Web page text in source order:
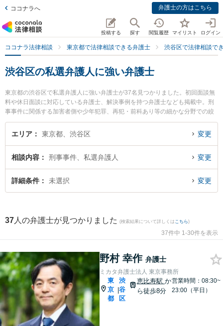
ココナラへ 弁護士の方はこちら
投稿する 探す 閲覧履歴 マイリスト ログイン
ココナラ法律相談 東京都で法律相談できる弁護士 渋谷区で法律相談で
渋谷区の私選弁護人に強い弁護士
東京都の渋谷区で私選弁護人に強い弁護士が37名見つかりました。初回面談無
料や休日面談に対応している弁護士、解決事例を持つ弁護士なども掲載中。刑
事事件に関係する加害者側や少年犯罪、再犯・前科あり等の細かな分野での絞
り込み検索もでき便利です。特にミカタ弁護士法人 東京事務所の野村 幸作弁護
士や弁護士法人鈴木総合法律事務所の鈴木 翔太弁護士、弁護士法人オリオン 法
ルを今すぐに弁護士に相談したい』『私選弁護人のトラブル解決の実績豊富な
近くの弁護士を検索したい』『初回相談無料で私選弁護人を法律相談できる渋
谷区内の弁護士に相談予約したい』などでお困りの相談者さんにおすすめで
エリア 東京都、渋谷区 変更
相談内容 刑事事件、私選弁護人 変更
詳細条件 未選択 変更
37 人の弁護士が見つかりました (検索結果について詳しくは こちら)
37件中 1-30件を表示
野村 幸作 弁護士
ミカタ弁護士法人 東京事務所
東
京
都
|
渋
谷
区
恵比寿駅 か
ら徒歩8分
営業時間：08:30~
23:00（平日）